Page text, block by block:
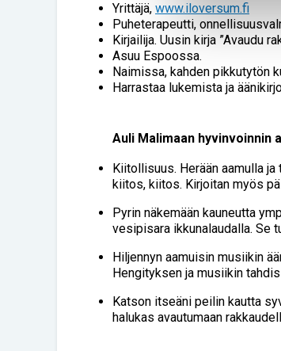
Yrittäjä, www.iloversum.fi
Puheterapeutti,
Kirjailija. Uusin kirja ”Avaudu
Asuu Espoossa.
Naimissa, kahden pikkutytön
Harrastaa lukemista ja
Auli Malimaan hyvinvoinnin
Kiitollisuus. Herään aamulla
kiitos, kiitos. Kirjoitan myös
Pyrin näkemään kauneutta
vesipisara ikkunalaudalla. Se
Hiljennyn aamuisin musiikin
Hengityksen ja musiikin
Katson itseäni peilin kautta
halukas avautumaan